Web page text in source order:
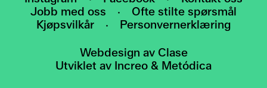
Jobb med oss
·
Ofte stilte spørsmål
Kjøpsvilkår
·
Personvernerklæring
Webdesign av Clase
Utviklet av Increo & Metódica